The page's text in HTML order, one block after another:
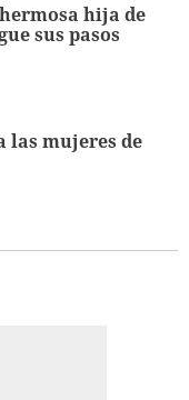
hija de
sus pasos
las mujeres de